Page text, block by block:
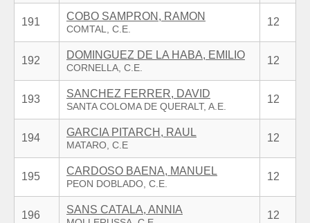
191 COBO SAMPRON, RAMON 12
192 DOMINGUEZ DE LA HABA, EMILIO 12
193 SANCHEZ FERRER, DAVID 12
194 GARCIA PITARCH, RAUL 12
195 CARDOSO BAENA, MANUEL 12
196 SANS CATALA, ANNIA 12